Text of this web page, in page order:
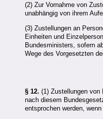
(2) Zur Vornahme von
unabhängig von ihrem
(3) Zustellungen an
Einheiten und
Bundesministers, sofern
Wege des Vorgesetzten
§ 12. (1) Zustellungen von
nach diesem
entsprochen werden,